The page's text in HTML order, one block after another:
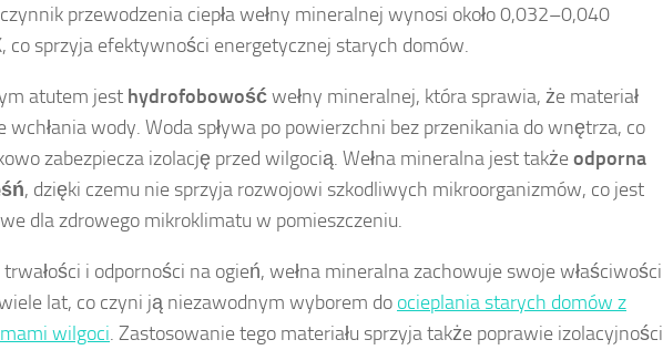
przewodzenia ciepła wełny mineralnej wynosi około 0,032–0,040
co sprzyja efektywności energetycznej starych domów.
atutem jest hydrofobowośćwełny mineralnej, która sprawia, że materiał
wchłania wody. Woda spływa po powierzchni bez przenikania do wnętrza, co
zabezpiecza izolację przed wilgocią. Wełna mineralna jest takżeodporna
, dzięki czemu nie sprzyja rozwojowi szkodliwych mikroorganizmów, co jest
dla zdrowego mikroklimatu w pomieszczeniu.
i odporności na ogień, wełna mineralna zachowuje swoje właściwości
lat, co czyni ją niezawodnym wyborem do ocieplania starych domów z
wilgoci. Zastosowanie tego materiału sprzyja także poprawie izolacyjności